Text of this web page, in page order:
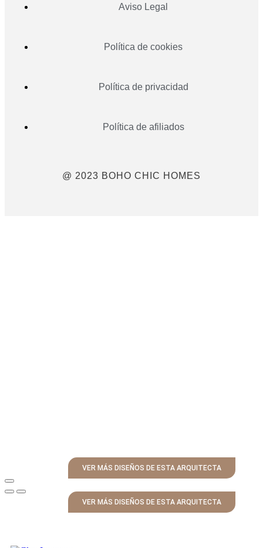
Aviso Legal
Política de cookies
Política de privacidad
Política de afiliados
@ 2023 BOHO CHIC HOMES
VER MÁS DISEÑOS DE ESTA ARQUITECTA
VER MÁS DISEÑOS DE ESTA ARQUITECTA